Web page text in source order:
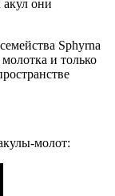
они
Sphyrna
и только
молот: